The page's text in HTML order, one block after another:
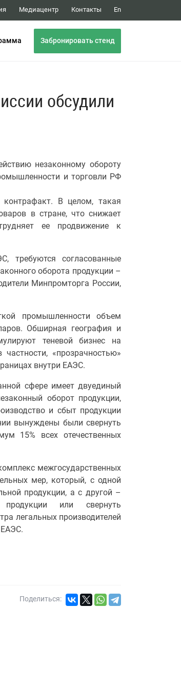
Медиацентр Контакты En
Забронировать стенд
обсудили
незаконному обороту
и торговли РФ
В целом, такая
в стране, что снижает
ее продвижение к
согласованные
оборота продукции –
Минпромторга России,
промышленности объем
Обширная география и
теневой бизнес на
«прозрачностью»
внутри ЕАЭС.
сфере имеет двуединый
оборот продукции,
и сбыт продукции
вынуждены были свернуть
15% всех отечественных
межгосударственных
мер, который, с одной
продукции, а с другой –
продукции или свернуть
легальных производителей
Поделиться: